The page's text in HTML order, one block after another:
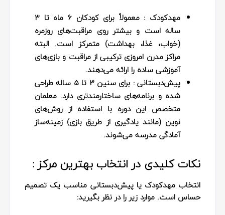
مهدکودک
: معمولاً برای کودکان ۶ ماه تا ۳
ساله است و بیشتر روی مراقبت‌های روزمره
(خواب، غذا، بهداشت) متمرکز است. البته
مراکز مدرن امروزی ترکیبی از مراقبت و بازی‌های
آموزشی ساده را ارائه می‌دهند.
پیش‌دبستانی
: برای سنین ۳ تا ۵ ساله طراحی
شده و برنامه‌های ساختارمندتری دارد. معلمان
متخصص این دوره با استفاده از روش‌های
نوین (مانند یادگیری از طریق بازی) زمینه‌ساز
آمادگی مدرسه می‌شوند.
نکات کلیدی در انتخاب بهترین مرکز :
انتخاب مهدکودک یا پیش‌دبستانی مناسب یک تصمیم
حساس است. موارد زیر را در نظر بگیرید: